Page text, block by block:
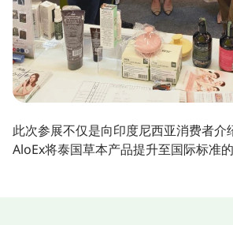
此次参展不仅是向印度尼西亚消费者介
AloEx将泰国草本产品提升至国际标准的